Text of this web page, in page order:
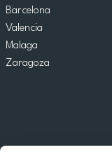
Barcelona
Valencia
Malaga
Zaragoza